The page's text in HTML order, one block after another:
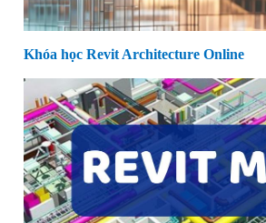
Khóa học Revit Architecture Online